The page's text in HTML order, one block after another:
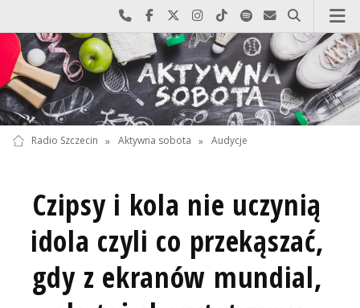
Najlepiej po prostu do nas zadzwoń
Odwiedź nas na Facebook-u
Odwiedź nas na X
Odwiedź nas na Instagram-ie
Odwiedź nas na TikTok-u
Szukaj nas na Spotify
Wyślij do nas
Szukaj
Radio Szczecin » Aktywna sobota » Audycje
Czipsy i kola nie uczynią
idola czyli co przekąszać,
gdy z ekranów mundial,